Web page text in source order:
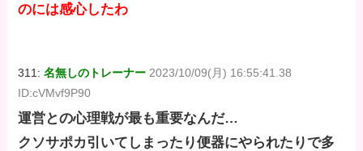
のには感心したわ
311:名無しのトレーナー 2023/10/09(月) 16:55:41.38
ID:cVMvf9P90
運営との心理戦が最も重要なんだ…
クソサポカ引いてしまったり便器にやられたりで多